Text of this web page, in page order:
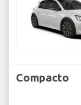
Compacto